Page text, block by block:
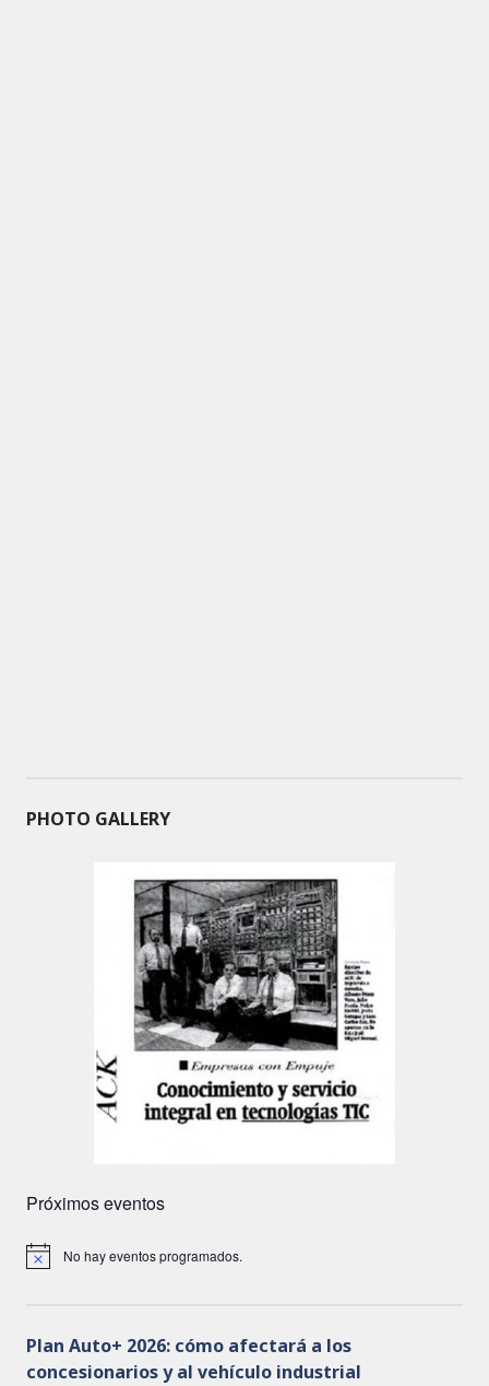
PHOTO GALLERY
Próximos eventos
No hay eventos programados.
Plan Auto+ 2026: cómo afectará a los
concesionarios y al vehículo industrial